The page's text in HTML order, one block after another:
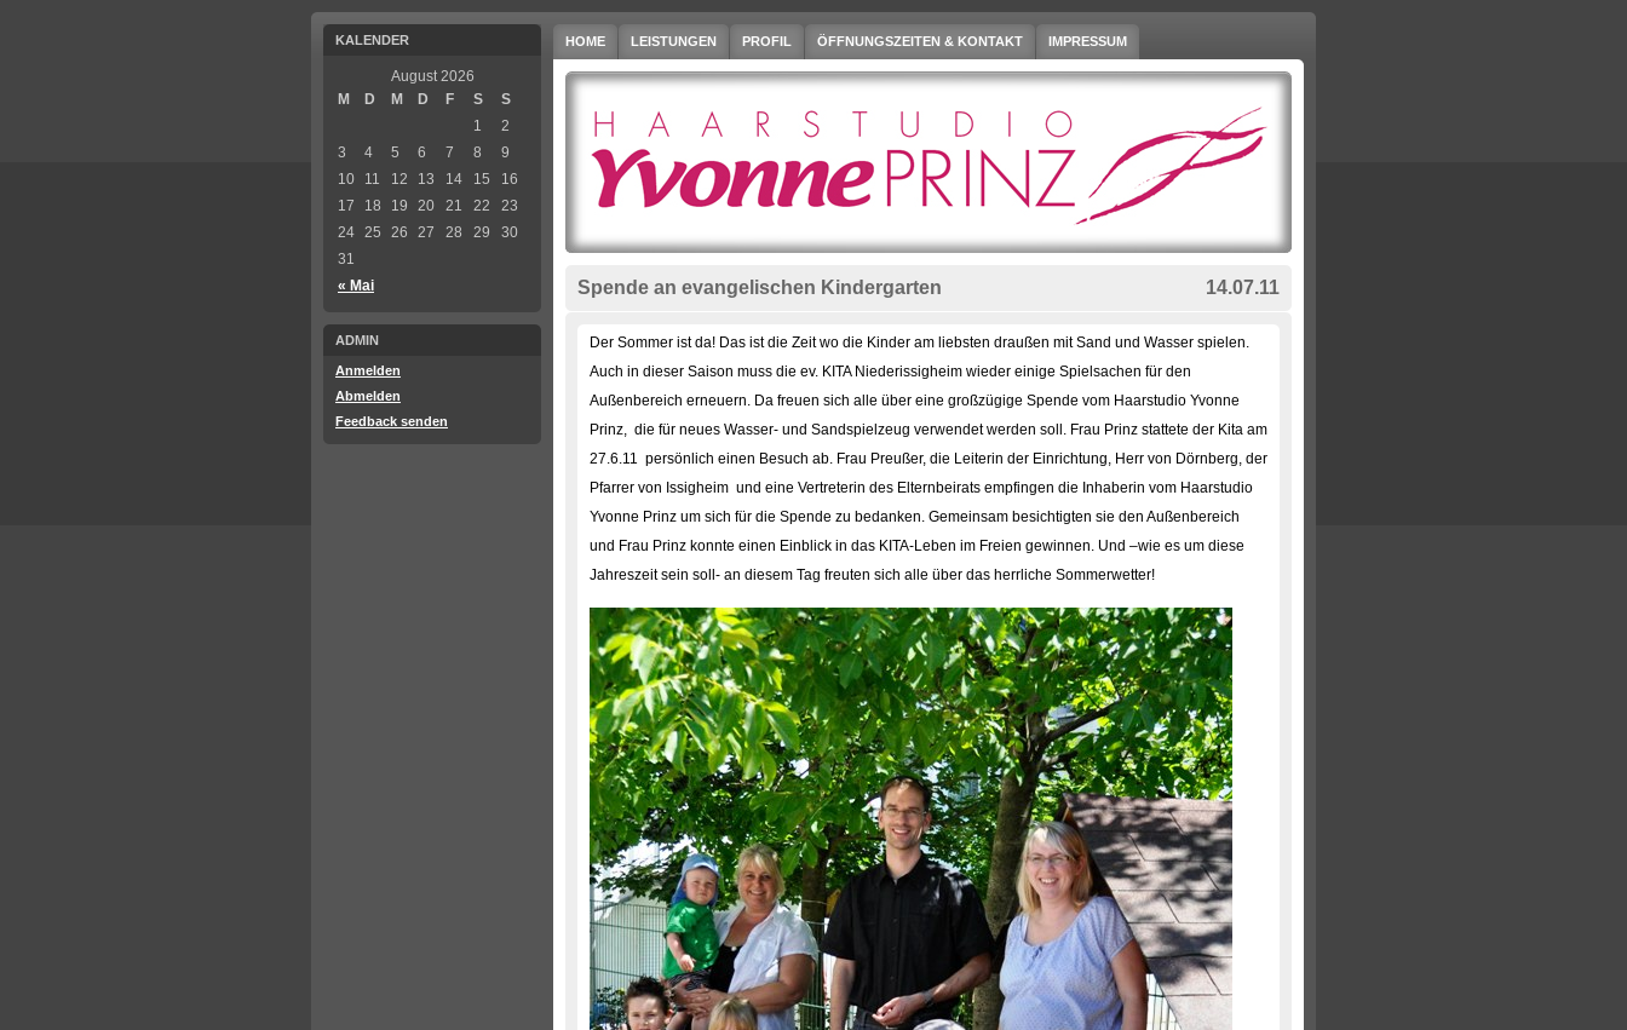
KALENDER
August 2026
M
D M D F S S
« Mai
1
2
3
4 5 6 7 8
9
10
11 12 13 14 15
16
17
18 19 20 21 22
23
24 25 26 27 28 29
30
31
ADMIN
Anmelden
Abmelden
Feedback senden
HOME LEISTUNGEN PROFIL ÖFFNUNGSZEITEN & KONTAKT IMPRESSUM
14.07.11
Spende an evangelischen Kindergarten
Der Sommer ist da! Das ist die Zeit wo die Kinder am liebsten draußen mit Sand und Wasser spielen.
Auch in dieser Saison muss die ev. KITA Niederissigheim wieder einige Spielsachen für den
Außenbereich erneuern. Da freuen sich alle über eine großzügige Spende vom Haarstudio Yvonne
Prinz, die für neues Wasser- und Sandspielzeug verwendet werden soll. Frau Prinz stattete der Kita am
27.6.11 persönlich einen Besuch ab. Frau Preußer, die Leiterin der Einrichtung, Herr von Dörnberg, der
Pfarrer von Issigheim und eine Vertreterin des Elternbeirats empfingen die Inhaberin vom Haarstudio
Yvonne Prinz um sich für die Spende zu bedanken. Gemeinsam besichtigten sie den Außenbereich
und Frau Prinz konnte einen Einblick in das KITA-Leben im Freien gewinnen. Und –wie es um diese
Jahreszeit sein soll- an diesem Tag freuten sich alle über das herrliche Sommerwetter!